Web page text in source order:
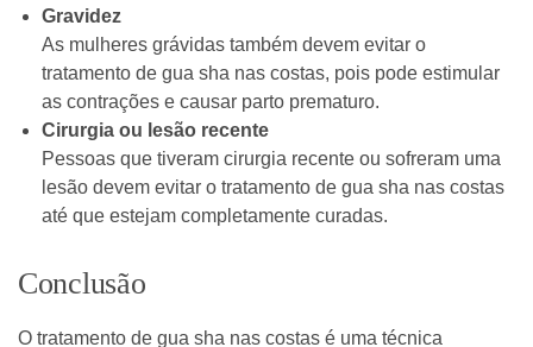
Gravidez
As mulheres grávidas também devem evitar o
tratamento de gua sha nas costas, pois pode estimular
as contrações e causar parto prematuro.
Cirurgia ou lesão recente
Pessoas que tiveram cirurgia recente ou sofreram uma
lesão devem evitar o tratamento de gua sha nas costas
até que estejam completamente curadas.
Conclusão
O tratamento de gua sha nas costas é uma técnica